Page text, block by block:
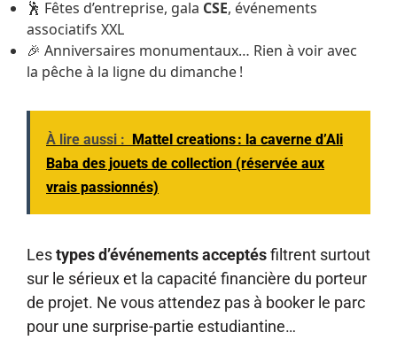
🕺 Fêtes d’entreprise, gala CSE, événements
associatifs XXL
🎉 Anniversaires monumentaux… Rien à voir avec
la pêche à la ligne du dimanche !
À lire aussi : Mattel creations : la caverne d’Ali
Baba des jouets de collection (réservée aux
vrais passionnés)
Lestypes d’événements acceptésfiltrent surtout
sur le sérieux et la capacité financière du porteur
de projet. Ne vous attendez pas à booker le parc
pour une surprise-partie estudiantine…